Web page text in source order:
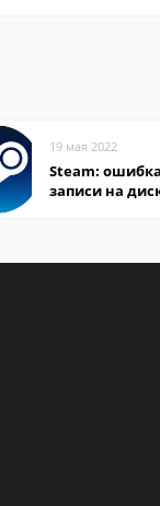
19 мая 2022
Steam:
записи на